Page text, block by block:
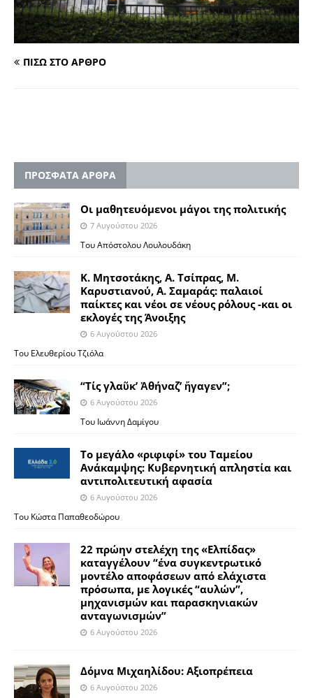
ΠΙΣΩ ΣΤΟ ΑΡΘΡΟ
ΠΡΟΣΦΑΤΑ ΑΡΘΡΑ
Οι μαθητευόμενοι μάγοι της πολιτικής
7 Αυγούστου 2026
Του Απόστολου Λουλουδάκη
Κ. Μητσοτάκης, Α. Τσίπρας, Μ.
Καρυστιανού, Α. Σαμαράς: παλαιοί
παίκτες και νέοι σε νέους ρόλους -και οι
εκλογές της Άνοιξης
6 Αυγούστου 2026
Του Ελευθερίου Τζιόλα
“Τίς γλαῦκ’ Ἀθήναζ’ ἤγαγεν”;
6 Αυγούστου 2026
Του Ιωάννη Δαμίγου
Το μεγάλο «ριφιφί» του Ταμείου
Ανάκαμψης: Κυβερνητική απληστία και
αντιπολιτευτική αφασία
6 Αυγούστου 2026
Του Κώστα Παπαθεοδώρου
22 πρώην στελέχη της «Ελπίδας»
καταγγέλουν “ένα συγκεντρωτικό
μοντέλο αποφάσεων από ελάχιστα
πρόσωπα, με λογικές “αυλών”,
μηχανισμών και παρασκηνιακών
ανταγωνισμών”
6 Αυγούστου 2026
Δόμνα Μιχαηλίδου: Αξιοπρέπεια
6 Αυγούστου 2026